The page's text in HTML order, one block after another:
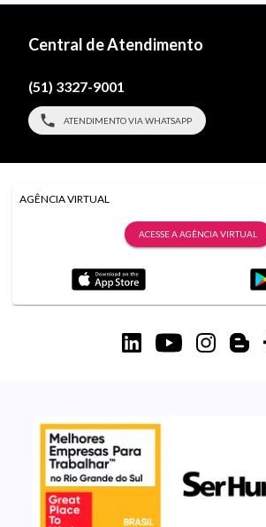
Central de Atendimento
(51) 3327-9001
ATENDIMENTO VIA WHATSAPP
AGÊNCIA VIRTUAL
ACESSE A AGÊNCIA VIRTUAL